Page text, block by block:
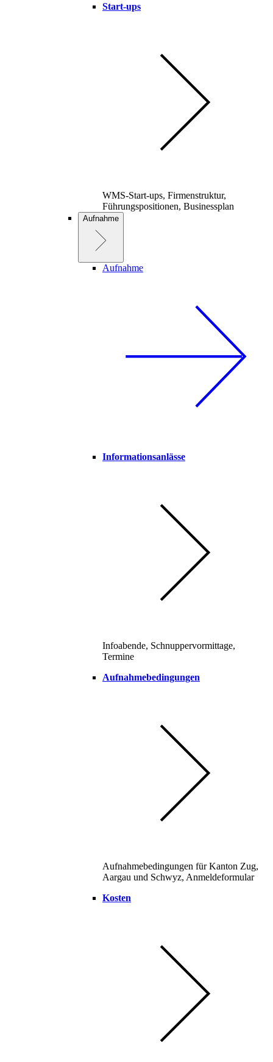
Start-ups
WMS-Start-ups, Firmenstruktur,
Führungspositionen, Businessplan
Aufnahme
Aufnahme
Informationsanlässe
Infoabende, Schnuppervormittage,
Termine
Aufnahmebedingungen
Aufnahmebedingungen für Kanton Zug,
Aargau und Schwyz, Anmeldeformular
Kosten